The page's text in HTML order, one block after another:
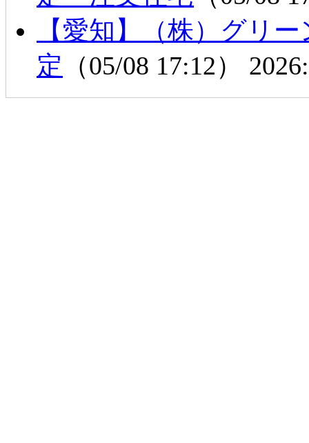
【愛知】（株）グリ
定 （05/08 17:12）